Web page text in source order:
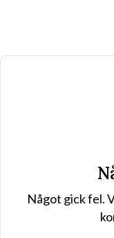
Något gick fel.